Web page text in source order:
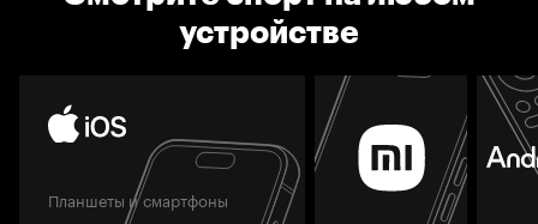
устройстве
Планшеты и смартфоны